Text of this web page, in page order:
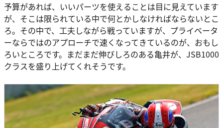
予算があれば、いいパーツを使えることは目に見えています
が、そこは限られている中で何とかしなければならないとこ
ろ。その中で、工夫しながら戦っていますが、プライベータ
ーならではのアプローチで速くなってきているのが、おもし
ろいところです。まだまだ伸びしろのある亀井が、JSB1000
クラスを盛り上げてくれそうです。